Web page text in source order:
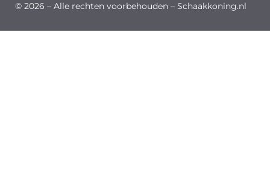
© 2026 – Alle rechten voorbehouden – Schaakkoning.nl